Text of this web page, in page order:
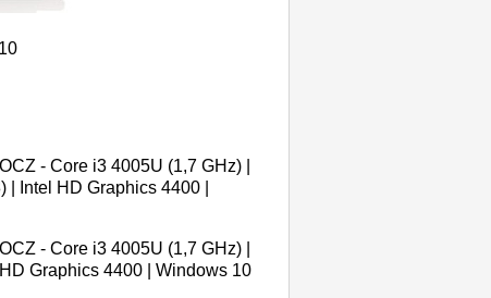
- Core i3 4005U (1,7 GHz) |
Intel HD Graphics 4400 |
- Core i3 4005U (1,7 GHz) |
Graphics 4400 | Windows 10